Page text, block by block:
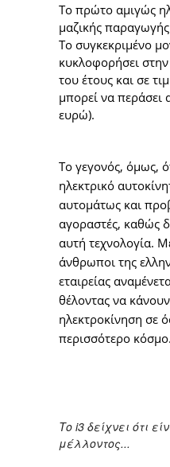
Το πρώτο αμιγώς
μαζικής
Το συγκεκριμένο
κυκλοφορήσει
του έτους και σε
μπορεί να
ευρώ).
Το γεγονός, όμως,
ηλεκτρικό
αυτομάτως και
αγοραστές, καθώς
αυτή τεχνολογία.
άνθρωποι της
εταιρείας
θέλοντας να
ηλεκτροκίνηση σε
περισσότερο κόσμο.
Το i3 δείχνει ότι
μέλλοντος...